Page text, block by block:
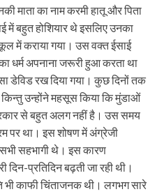
माता का नाम करमी हातू और पिता
में बहुत होशियार थे इसलिए उनका
में कराया गया। उस वक्त ईसाई
धर्म अपनाना जरूरी हुआ करता था
डेविड रख दिया गया। कुछ दिनों तक
उन्होंने महसूस किया कि मुंडाओं
से बहुत अलग नहीं है। उस समय
पर था। इस शोषण में अंग्रेजी
सहभागी थे। इस कारण
प्रतिदिन बढ़ती जा रही थी।
भी काफी चिंताजनक थी। लगभग सारे